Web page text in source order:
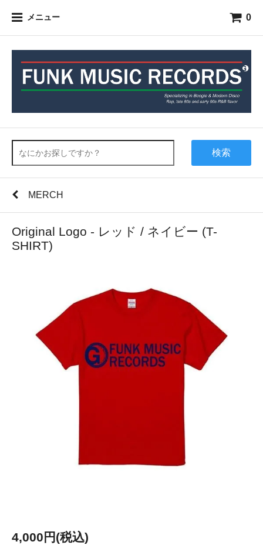
メニュー 0
検索
MERCH
Original Logo - レッド / ネイビー (T-
SHIRT)
4,000円(税込)